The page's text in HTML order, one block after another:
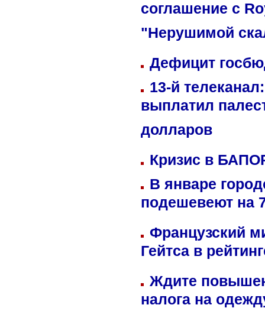
соглашение с
"Нерушимой
Дефицит
13-й
выплатил
долларов
Кризис в
В январе
подешевеют на
Французский
Гейтса в
Ждите
налога на